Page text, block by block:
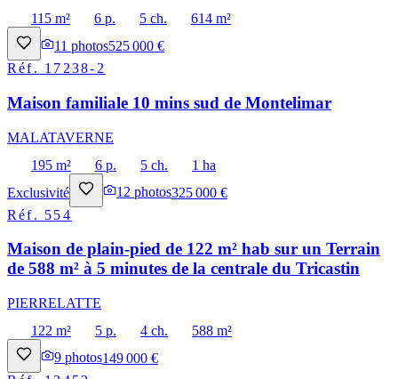
115 m²
6 p. 5 ch.
614 m²
11 photos525 000 €
Réf. 17238-2
Maison familiale 10 mins sud de Montelimar
MALATAVERNE
195 m²
6 p. 5 ch.
1 ha
Exclusivité
12 photos325 000 €
Réf. 554
Maison de plain-pied de 122 m² hab sur un Terrain
de 588 m² à 5 minutes de la centrale du Tricastin
PIERRELATTE
122 m²
5 p. 4 ch.
588 m²
9 photos149 000 €